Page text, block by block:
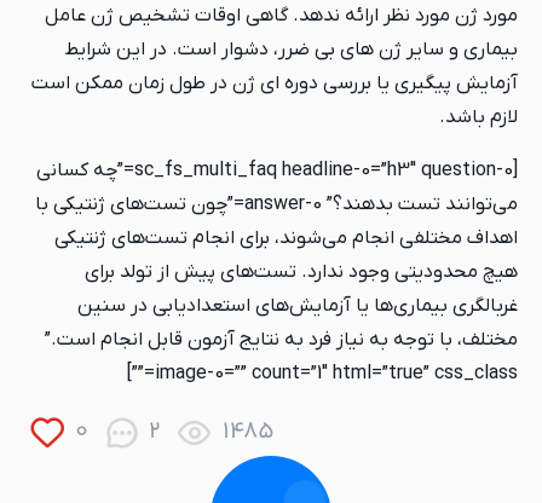
مورد ژن مورد نظر ارائه ندهد. گاهی اوقات تشخیص ژن عامل
بیماری و سایر ژن های بی ضرر، دشوار است. در این شرایط
آزمایش پیگیری یا بررسی دوره ای ژن در طول زمان ممکن است
لازم باشد.
[sc_fs_multi_faq headline-0=”h3″ question-0=”چه کسانی
می‌توانند تست بدهند؟” answer-0=”چون تست‌های ژنتیکی با
اهداف مختلفی انجام می‌شوند، برای انجام تست‌های ژنتیکی
هیچ محدودیتی وجود ندارد. تست‌های پیش از تولد برای
غربالگری بیماری‎‌ها یا آزمایش‌های استعدادیابی در سنین
مختلف، با توجه به نیاز فرد به نتایج آزمون قابل انجام است.”
image-0=”” count=”1″ html=”true” css_class=””]
0 2 1485